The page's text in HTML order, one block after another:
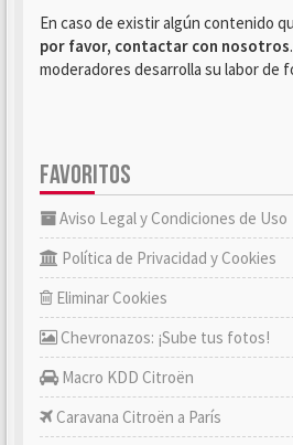
En caso de existir algún contenido
por favor, contactar con nosotros
moderadores desarrolla su labor de
FAVORITOS
Aviso Legal y Condiciones de Uso
Política de Privacidad y Cookies
Eliminar Cookies
Chevronazos: ¡Sube tus fotos!
Macro KDD Citroën
Caravana Citroën a París